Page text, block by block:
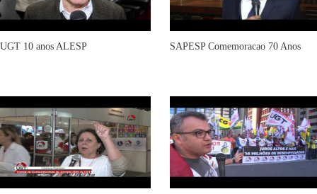
UGT 10 anos ALESP SAPESP Comemoracao 70 Anos